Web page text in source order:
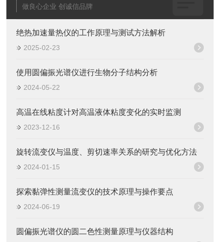
做良心企业 创诚信品牌
绝热加速量热仪的工作原理与测试方法解析
2025-02-23
使用圆偏振光谱仪进行生物分子结构分析
2024-05-22
高温在线粘度计对高温液体粘度变化的实时监测
2023-12-16
旋转流变仪与温度、剪切速率关系的研究与优化方法
2024-01-15
探索黏弹性测量流变仪的技术原理与操作要点
2024-06-19
圆偏振光谱仪的圆二色性测量原理与仪器结构